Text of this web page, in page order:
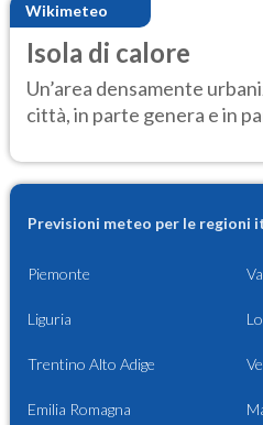
Wikimeteo
Isola di calore
Un’area densamente
città, in parte genera e in
Previsioni meteo per le regioni
Piemonte
Liguria
Trentino Alto Adige
Emilia Romagna